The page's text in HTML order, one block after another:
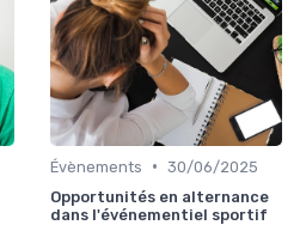
Évènements • 30/06/2025
Opportunités en alternance
dans l'événementiel sportif